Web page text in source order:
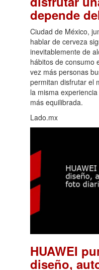
depende
Ciudad de México,
hablar de cerveza
inevitablemente de
hábitos de consumo
vez más personas
permitan disfrutar el
la misma
más equilibrada.
Lado.mx
HUAWEI
diseño,